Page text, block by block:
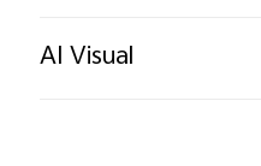
AI Visual